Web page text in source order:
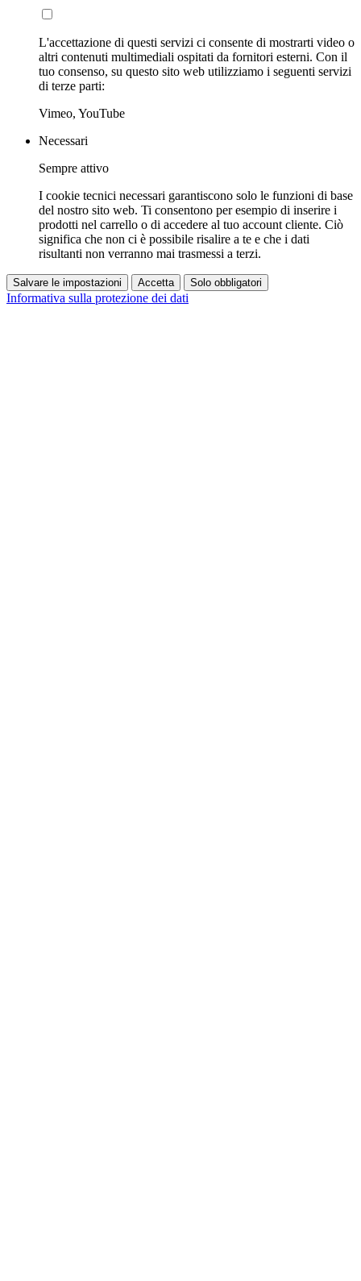
L'accettazione di questi servizi ci consente di mostrarti video o
altri contenuti multimediali ospitati da fornitori esterni. Con il
tuo consenso, su questo sito web utilizziamo i seguenti servizi
di terze parti:
Vimeo, YouTube
Necessari
Sempre attivo
I cookie tecnici necessari garantiscono solo le funzioni di base
del nostro sito web. Ti consentono per esempio di inserire i
prodotti nel carrello o di accedere al tuo account cliente. Ciò
significa che non ci è possibile risalire a te e che i dati
risultanti non verranno mai trasmessi a terzi.
Salvare le impostazioni Accetta Solo obbligatori
Informativa sulla protezione dei dati